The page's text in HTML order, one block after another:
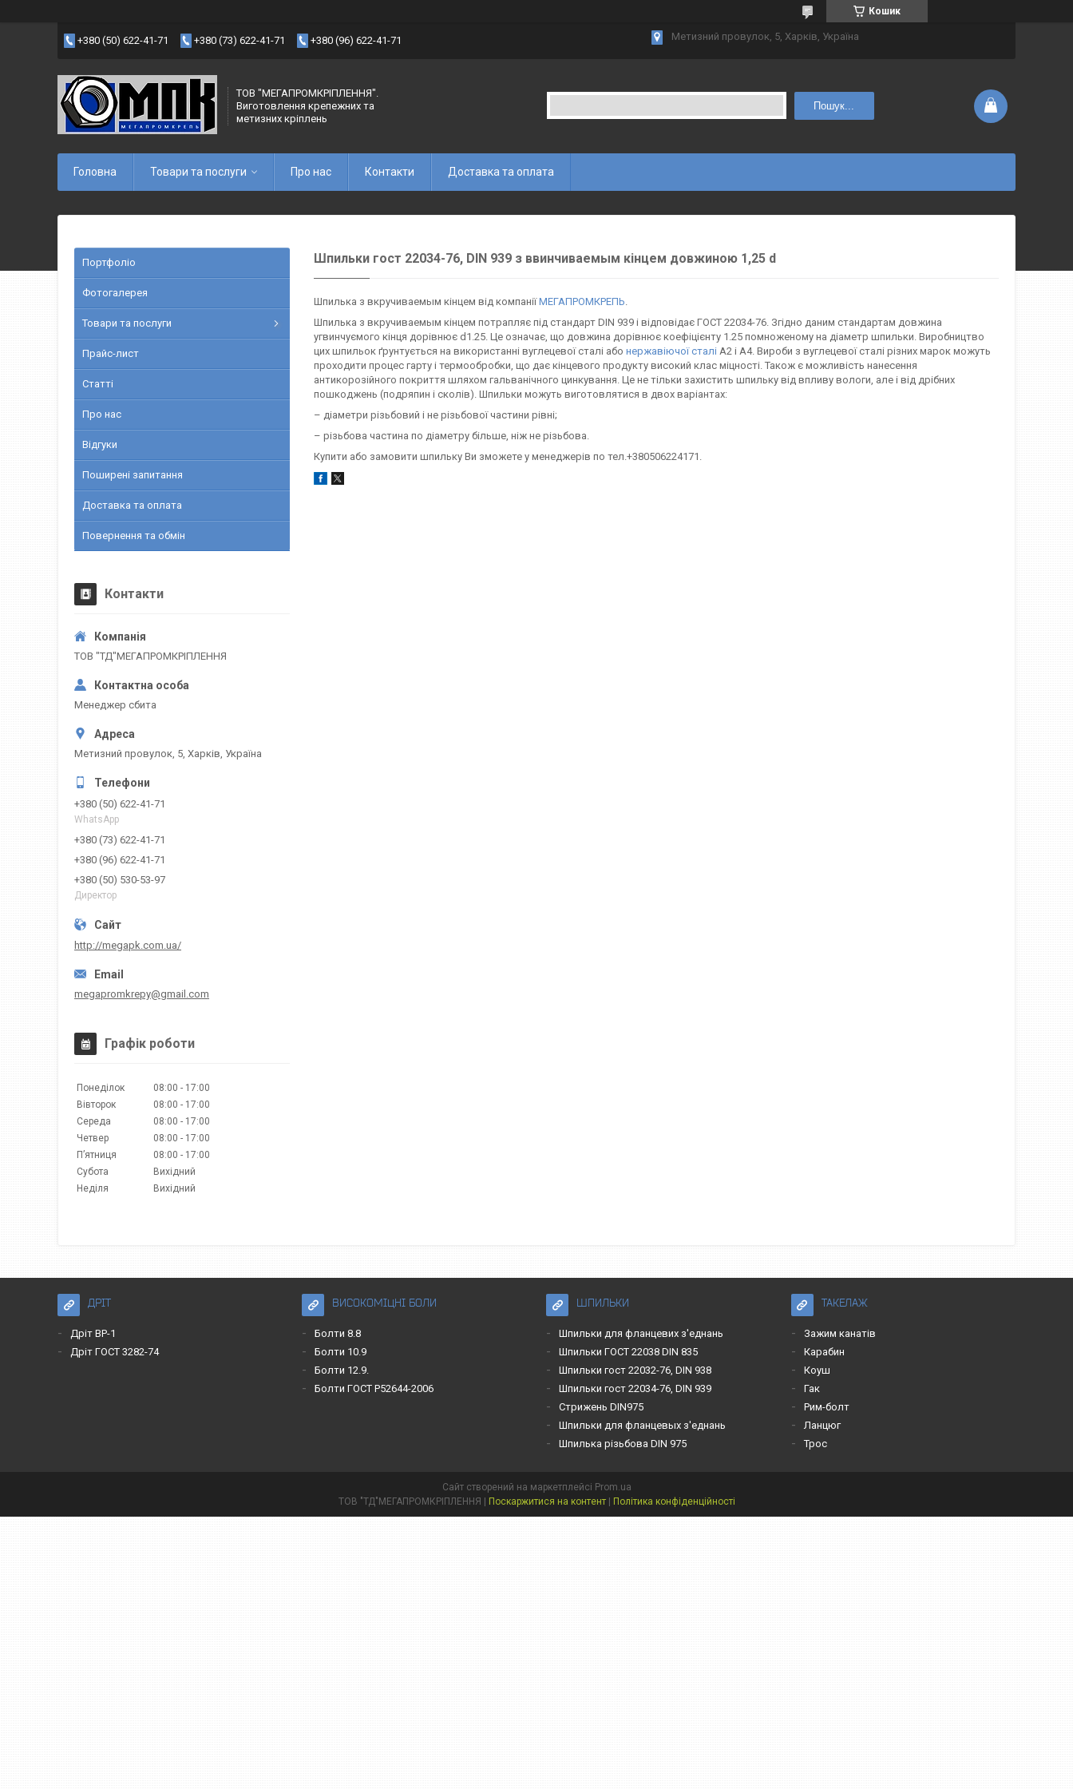
Кошик
+380 (50) 622-41-71 +380 (73) 622-41-71 +380 (96) 622-41-71 Метизний провулок, 5, Харків, Україна
ТОВ "МЕГАПРОМКРІПЛЕННЯ".
Виготовлення крепежних та
метизних кріплень
Пошук...
Головна Товари та послуги Про нас Контакти Доставка та оплата
Шпильки гост 22034-76, DIN 939 з ввинчиваемым кінцем довжиною 1,25 d
Шпилька з вкручиваемым кінцем від компаніїМЕГАПРОМКРЕПЬ.
Шпилька з вкручиваемым кінцем потрапляє під стандарт DIN 939 і відповідає ГОСТ 22034-76. Згідно даним стандартам довжина
угвинчуємого кінця дорівнює d1.25. Це означає, що довжина дорівнює коефіцієнту 1.25 помноженому на діаметр шпильки. Виробництво
цих шпильок ґрунтується на використанні вуглецевої сталі або нержавіючої сталі А2 і А4. Вироби з вуглецевої сталі різних марок можуть
проходити процес гарту і термообробки, що дає кінцевого продукту високий клас міцності. Також є можливість нанесення
антикорозійного покриття шляхом гальванічного цинкування. Це не тільки захистить шпильку від впливу вологи, але і від дрібних
пошкоджень (подряпин і сколів). Шпильки можуть виготовлятися в двох варіантах:
– діаметри різьбовий і не різьбової частини рівні;
– різьбова частина по діаметру більше, ніж не різьбова.
Купити або замовити шпильку Ви зможете у менеджерів по тел.+380506224171.
Портфоліо
Фотогалерея
Товари та послуги
Прайс-лист
Статті
Про нас
Відгуки
Поширені запитання
Доставка та оплата
Повернення та обмін
Контакти
ТОВ "ТД"МЕГАПРОМКРІПЛЕННЯ
Менеджер сбита
Метизний провулок, 5, Харків, Україна
+380 (50) 622-41-71
WhatsApp
+380 (73) 622-41-71
+380 (96) 622-41-71
+380 (50) 530-53-97
Директор
http://megapk.com.ua/
megapromkrepy@gmail.com
Графік роботи
Понеділок 08:00
17:00
Вівторок
08:00
17:00
Середа
08:00
17:00
Четвер
08:00
17:00
Пʼятниця
08:00
17:00
Субота
Вихідний
Неділя
Вихідний
ДРІТ
Дріт ВР-1
Дріт ГОСТ 3282-74
ВИСОКОМІЦНІ БОЛИ
Болти 8.8
Болти 10.9
Болти 12.9.
Болти ГОСТ Р52644-2006
ШПИЛЬКИ
Шпильки для фланцевих з'еднань
Шпильки ГОСТ 22038 DIN 835
Шпильки гост 22032-76, DIN 938
Шпильки гост 22034-76, DIN 939
Стрижень DIN975
Шпильки для фланцевых з'еднань
Шпилька різьбова DIN 975
ТАКЕЛАЖ
Зажим канатів
Карабин
Коуш
Гак
Рим-болт
Ланцюг
Трос
Сайт створений на маркетплейсі Prom.ua
Поскаржитися на контент Політика конфіденційності